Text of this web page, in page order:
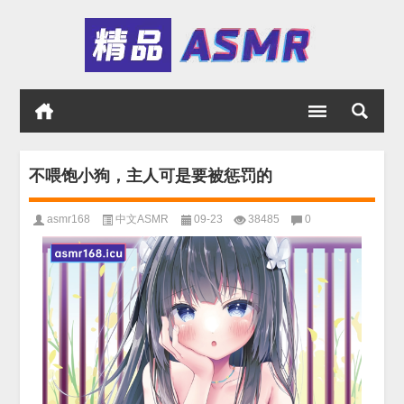
不喂饱小狗，主人可是要被惩罚的
asmr168 中文ASMR 09-23 38485 0